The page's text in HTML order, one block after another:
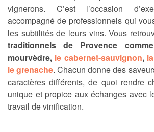
vignerons. C’est l’occasion
accompagné de professionnels qui
les subtilités de leurs vins. Vous
traditionnels de Provence
mourvèdre, le cabernet-sauvignon,
le grenache. Chacun donne des
caractères différents, de quoi rendre
unique et propice aux échanges avec
travail de vinification.